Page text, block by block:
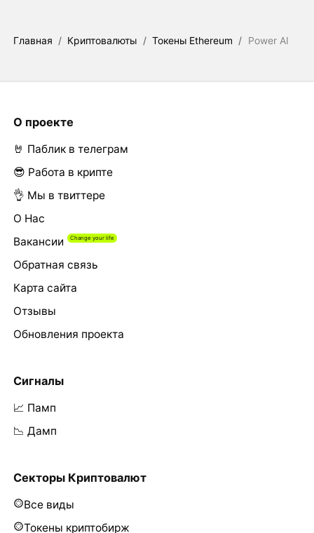
Главная / Криптовалюты / Токены Ethereum / Power AI
О проекте
🤘 Паблик в телеграм
😎 Работа в крипте
👌 Мы в твиттере
О Нас
Вакансии
Обратная связь
Карта сайта
Отзывы
Обновления проекта
Сигналы
📈 Памп
📉 Дамп
Секторы Криптовалют
Все виды
Токены криптобирж